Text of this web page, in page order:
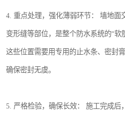
4. 重点处理，强化薄弱环节： 墙地面
变形缝等部位，是整个防水系统的“软
这些位置需要用专用的止水条、密封
确保密封无虞。
5. 严格检验，确保长效： 施工完成后